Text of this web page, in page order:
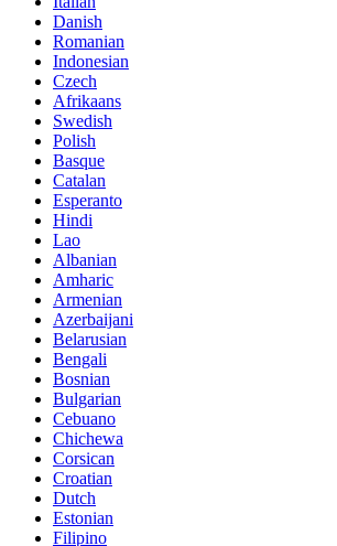
Danish
Romanian
Indonesian
Czech
Afrikaans
Swedish
Polish
Basque
Catalan
Esperanto
Hindi
Lao
Albanian
Amharic
Armenian
Azerbaijani
Belarusian
Bengali
Bosnian
Bulgarian
Cebuano
Chichewa
Corsican
Croatian
Dutch
Estonian
Filipino